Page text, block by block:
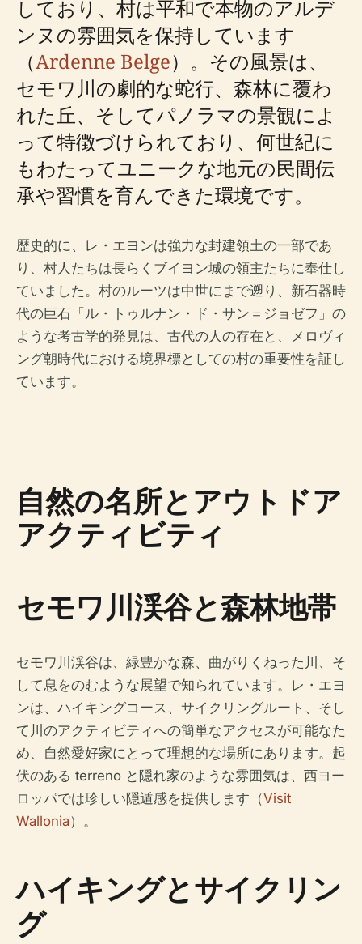
しており、村は平和で本物のアルデ
ンヌの雰囲気を保持しています
（Ardenne Belge）。その風景は、
セモワ川の劇的な蛇行、森林に覆わ
れた丘、そしてパノラマの景観によ
って特徴づけられており、何世紀に
もわたってユニークな地元の民間伝
承や習慣を育んできた環境です。
歴史的に、レ・エヨンは強力な封建領土の一部であ
り、村人たちは長らくブイヨン城の領主たちに奉仕し
ていました。村のルーツは中世にまで遡り、新石器時
代の巨石「ル・トゥルナン・ド・サン＝ジョゼフ」の
ような考古学的発見は、古代の人の存在と、メロヴィ
ング朝時代における境界標としての村の重要性を証し
ています。
自然の名所とアウトドア
アクティビティ
セモワ川渓谷と森林地帯
セモワ川渓谷は、緑豊かな森、曲がりくねった川、そ
して息をのむような展望で知られています。レ・エヨ
ンは、ハイキングコース、サイクリングルート、そし
て川のアクティビティへの簡単なアクセスが可能なた
め、自然愛好家にとって理想的な場所にあります。起
伏のある terreno と隠れ家のような雰囲気は、西ヨー
ロッパでは珍しい隠遁感を提供します（Visit
Wallonia）。
ハイキングとサイクリン
グ